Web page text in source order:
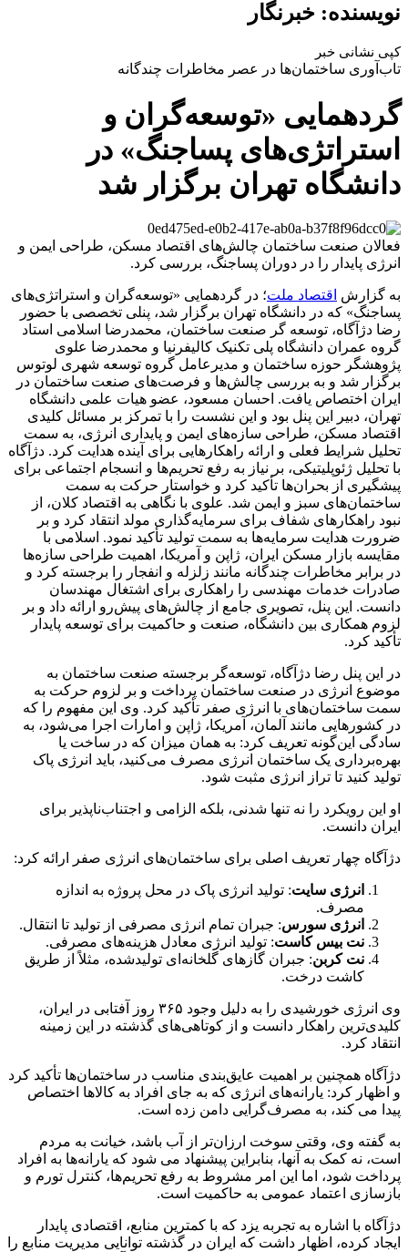
نویسنده: خبرنگار
کپی نشانی خبر
تاب‌آوری ساختمان‌ها در عصر مخاطرات چندگانه
گردهمایی «توسعه‌گران و
استراتژی‌های پساجنگ» در
دانشگاه تهران برگزار شد
فعالان صنعت ساختمان چالش‌های اقتصاد مسکن، طراحی ایمن و
انرژی پایدار را در دوران پساجنگ، بررسی کرد.
به گزارش اقتصاد ملت؛ در گردهمایی «توسعه‌گران و استراتژی‌های
پساجنگ» که در دانشگاه تهران برگزار شد، پنلی تخصصی با حضور
رضا دژآگاه، توسعه گر صنعت ساختمان، محمدرضا اسلامی استاد
گروه عمران دانشگاه پلی تکنیک کالیفرنیا و محمدرضا علوی
پژوهشگر حوزه ساختمان و مدیرعامل گروه توسعه شهری لوتوس
برگزار شد و به بررسی چالش‌ها و فرصت‌های صنعت ساختمان در
ایران اختصاص یافت. احسان مسعود، عضو هیات علمی دانشگاه
تهران، دبیر این پنل بود و این نشست را با تمرکز بر مسائل کلیدی
اقتصاد مسکن، طراحی سازه‌های ایمن و پایداری انرژی، به سمت
تحلیل شرایط فعلی و ارائه راهکارهایی برای آینده هدایت کرد. دژآگاه
با تحلیل ژئوپلیتیکی، بر نیاز به رفع تحریم‌ها و انسجام اجتماعی برای
پیشگیری از بحران‌ها تأکید کرد و خواستار حرکت به سمت
ساختمان‌های سبز و ایمن شد. علوی با نگاهی به اقتصاد کلان، از
نبود راهکارهای شفاف برای سرمایه‌گذاری مولد انتقاد کرد و بر
ضرورت هدایت سرمایه‌ها به سمت تولید تأکید نمود. اسلامی با
مقایسه بازار مسکن ایران، ژاپن و آمریکا، اهمیت طراحی سازه‌ها
در برابر مخاطرات چندگانه مانند زلزله و انفجار را برجسته کرد و
صادرات خدمات مهندسی را راهکاری برای اشتغال مهندسان
دانست. این پنل، تصویری جامع از چالش‌های پیش‌رو ارائه داد و بر
لزوم همکاری بین دانشگاه، صنعت و حاکمیت برای توسعه پایدار
تأکید کرد.
در این پنل رضا دژآگاه، توسعه‌گر برجسته صنعت ساختمان به
موضوع انرژی در صنعت ساختمان پرداخت و بر لزوم حرکت به
سمت ساختمان‌های با انرژی صفر تأکید کرد. وی این مفهوم را که
در کشورهایی مانند آلمان، آمریکا، ژاپن و امارات اجرا می‌شود، به
سادگی این‌گونه تعریف کرد: به همان میزان که در ساخت یا
بهره‌برداری یک ساختمان انرژی مصرف می‌کنید، باید انرژی پاک
تولید کنید تا تراز انرژی مثبت شود.
او این رویکرد را نه تنها شدنی، بلکه الزامی و اجتناب‌ناپذیر برای
ایران دانست.
دژآگاه چهار تعریف اصلی برای ساختمان‌های انرژی صفر ارائه کرد:
انرژی سایت: تولید انرژی پاک در محل پروژه به اندازه
مصرف.
انرژی سورس: جبران تمام انرژی مصرفی از تولید تا انتقال.
نت بیس کاست: تولید انرژی معادل هزینه‌های مصرفی.
نت کربن: جبران گازهای گلخانه‌ای تولیدشده، مثلاً از طریق
کاشت درخت.
وی انرژی خورشیدی را به دلیل وجود ۳۶۵ روز آفتابی در ایران،
کلیدی‌ترین راهکار دانست و از کوتاهی‌های گذشته در این زمینه
انتقاد کرد.
دژآگاه همچنین بر اهمیت عایق‌بندی مناسب در ساختمان‌ها تأکید کرد
و اظهار کرد: یارانه‌های انرژی که به جای افراد به کالاها اختصاص
پیدا می کند، به مصرف‌گرایی دامن زده است.
به گفته وی، وقتی سوخت ارزان‌تر از آب باشد، خیانت به مردم
است، نه کمک به آنها، بنابراین پیشنهاد می شود که یارانه‌ها به افراد
پرداخت شود، اما این امر مشروط به رفع تحریم‌ها، کنترل تورم و
بازسازی اعتماد عمومی به حاکمیت است.
دژآگاه با اشاره به تجربه یزد که با کمترین منابع، اقتصادی پایدار
ایجاد کرده، اظهار داشت که ایران در گذشته توانایی مدیریت منابع را